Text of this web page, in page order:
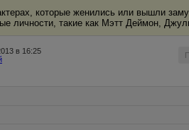
которые женились или вышли
личности, такие как Мэтт Деймон,
в 16:25